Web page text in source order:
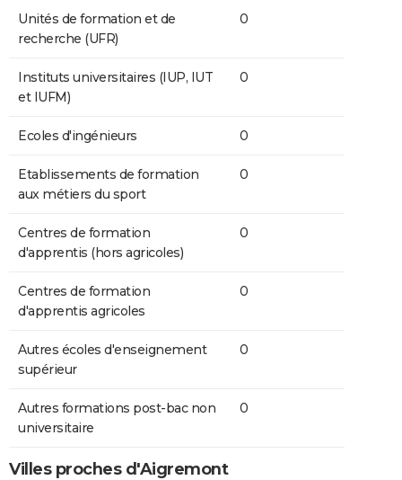
Unités de formation et de
recherche (UFR)
0
Instituts universitaires (IUP, IUT
et IUFM)
0
Ecoles d'ingénieurs 0
Etablissements de formation
aux métiers du sport
0
Centres de formation
d'apprentis (hors agricoles)
0
Centres de formation
d'apprentis agricoles
0
Autres écoles d'enseignement
supérieur
0
Autres formations post-bac non
universitaire
0
Villes proches d'Aigremont